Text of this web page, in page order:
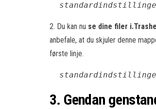
2. Du kan nu se dine filer
anbefale, at du skjuler denne
første linje.
3. Gendan